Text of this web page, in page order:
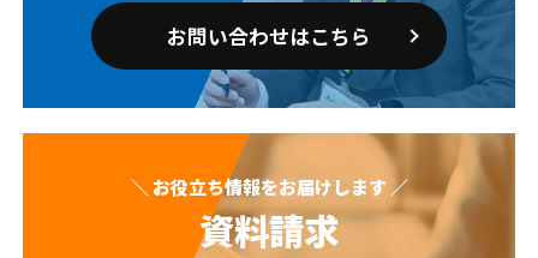
お問い合わせはこちら
＼ お役立ち情報をお届けします ／
資料請求